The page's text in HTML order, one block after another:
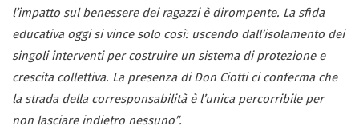
l’impatto sul benessere dei ragazzi è dirompente. La sfida
educativa oggi si vince solo così: uscendo dall’isolamento dei
singoli interventi per costruire un sistema di protezione e
crescita collettiva. La presenza di Don Ciotti ci conferma che
la strada della corresponsabilità è l’unica percorribile per
non lasciare indietro nessuno”.